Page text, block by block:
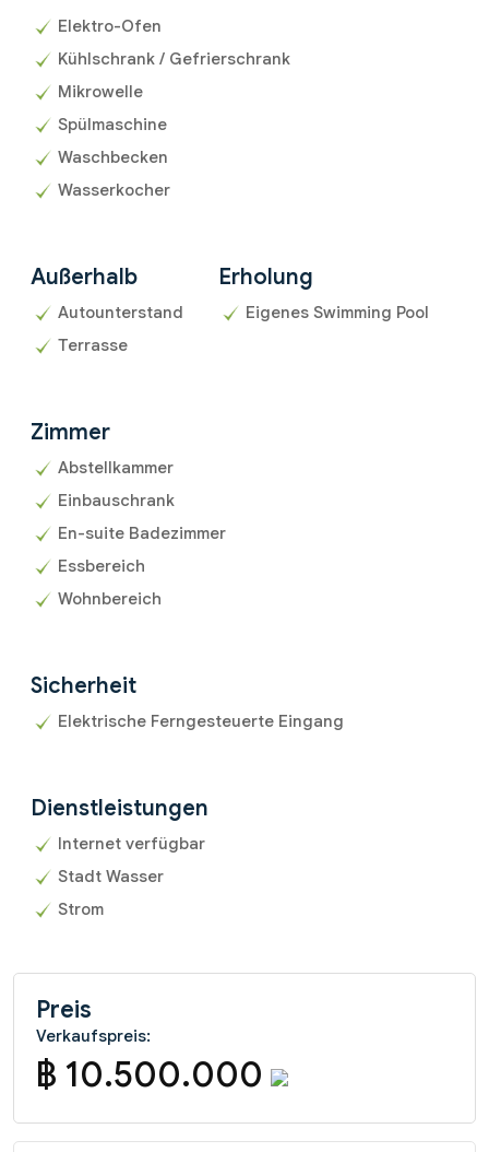
Elektro-Ofen
Kühlschrank / Gefrierschrank
Mikrowelle
Spülmaschine
Waschbecken
Wasserkocher
Außerhalb
Autounterstand
Terrasse
Erholung
Eigenes Swimming Pool
Zimmer
Abstellkammer
Einbauschrank
En-suite Badezimmer
Essbereich
Wohnbereich
Sicherheit
Elektrische Ferngesteuerte Eingang
Dienstleistungen
Internet verfügbar
Stadt Wasser
Strom
Preis
Verkaufspreis:
฿ 10.500.000